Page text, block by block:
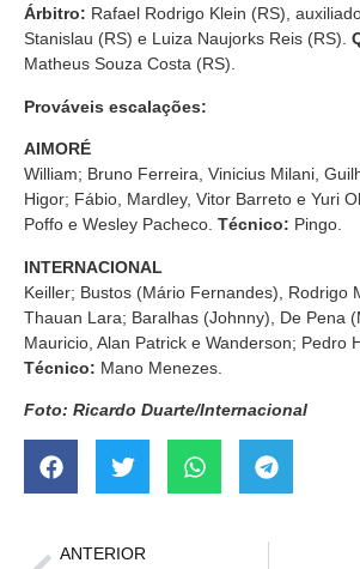
Árbitro: Rafael Rodrigo Klein (RS),
Stanislau (RS) e Luiza Naujorks Reis (RS).
Matheus Souza Costa (RS).
Prováveis escalações:
AIMORÉ
William; Bruno Ferreira, Vinicius Milani,
Higor; Fábio, Mardley, Vitor Barreto e Yuri
Poffo e Wesley Pacheco. Técnico: Pingo.
INTERNACIONAL
Keiller; Bustos (Mário Fernandes), Rodrigo
Thauan Lara; Baralhas (Johnny), De Pena
Mauricio, Alan Patrick e Wanderson; Pedro
Técnico: Mano Menezes.
Foto: Ricardo Duarte/Internacional
ANTERIOR